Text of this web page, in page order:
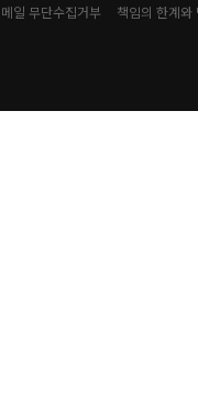
일 무단수집거부 책임의 한계와